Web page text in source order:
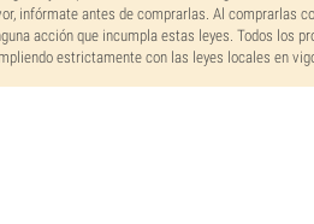
infórmate antes de comprarlas. Al comprarlas
acción que incumpla estas leyes. Todos los
estrictamente con las leyes locales en